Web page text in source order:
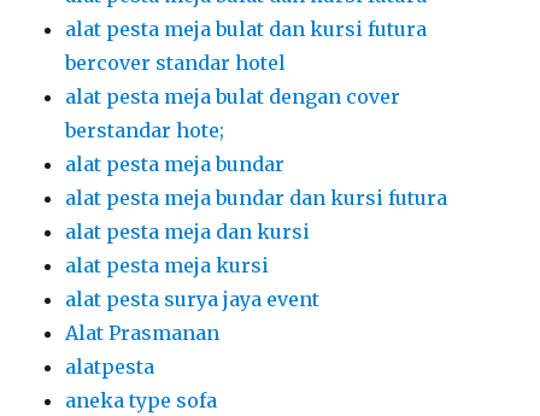
alat pesta meja bulat dan kursi futura
bercover standar hotel
alat pesta meja bulat dengan cover
berstandar hote;
alat pesta meja bundar
alat pesta meja bundar dan kursi futura
alat pesta meja dan kursi
alat pesta meja kursi
alat pesta surya jaya event
Alat Prasmanan
alatpesta
aneka type sofa